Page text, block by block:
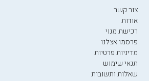
צור קשר
אודות
רכישת מנוי
פרסמו אצלנו
מדיניות פרטיות
תנאי שימוש
שאלות ותשובות